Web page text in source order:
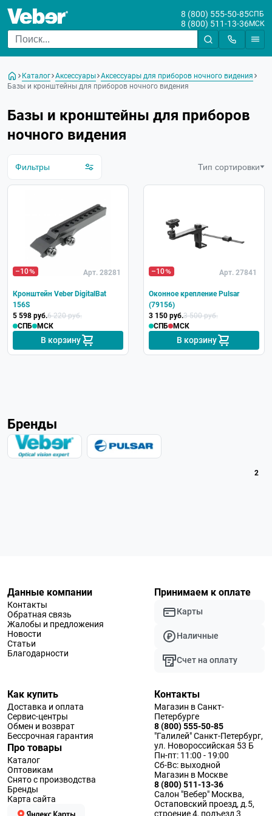
8 (800) 555-50-85СПБ
8 (800) 511-13-36МСК
Каталог Аксессуары Аксессуары для приборов ночного видения
Базы и кронштейны для приборов ночного видения
Базы и кронштейны для приборов
ночного видения
Цена
От
До
Бренд
Фильтры Тип сортировки
–10 Арт. 28281
Кронштейн Veber DigitalBat
156S
5 598 руб.6 220 руб.
СПБ
МСК
В корзину
–10 Арт. 27841
Оконное крепление Pulsar
(79156)
3 150 руб.3 500 руб.
СПБ
МСК
В корзину
Бренды
2
Данные компании
Контакты
Обратная связь
Жалобы и предложения
Новости
Статьи
Благодарности
Принимаем к оплате
Карты
Наличные
Счет на оплату
Как купить
Доставка и оплата
Сервис-центры
Обмен и возврат
Бессрочная гарантия
Про товары
Каталог
Оптовикам
Снято с производства
Бренды
Карта сайта
Контакты
Магазин в Санкт-
Петербурге
8 (800) 555-50-85
"Галилей" Санкт-Петербург,
ул. Новороссийская 53 Б
Пн-пт: 11:00 - 19:00
Сб-Вс: выходной
Магазин в Москве
8 (800) 511-13-36
Салон "Вебер" Москва,
Остаповский проезд, д.5,
строение 4, подъезд 3